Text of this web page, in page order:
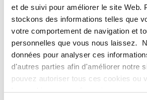
et de suivi pour améliorer le site Web.
stockons des informations telles que
votre comportement de navigation et
personnelles que vous nous laissez.
données pour analyser ces
d'autres parties afin d'améliorer notre
pouvez autoriser tous ces cookies ou
les cookies vous-même si vous ne
Filteren